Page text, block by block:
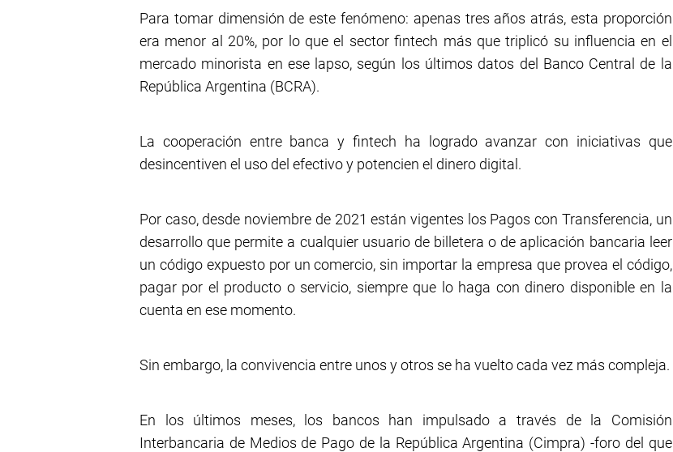
Para tomar dimensión de este fenómeno: apenas tres años atrás, esta proporción
era menor al 20%, por lo que el sector fintech más que triplicó su influencia en el
mercado minorista en ese lapso, según los últimos datos del Banco Central de la
República Argentina (BCRA).
La cooperación entre banca y fintech ha logrado avanzar con iniciativas que
desincentiven el uso del efectivo y potencien el dinero digital.
Por caso, desde noviembre de 2021 están vigentes los Pagos con Transferencia, un
desarrollo que permite a cualquier usuario de billetera o de aplicación bancaria leer
un código expuesto por un comercio, sin importar la empresa que provea el código,
pagar por el producto o servicio, siempre que lo haga con dinero disponible en la
cuenta en ese momento.
Sin embargo, la convivencia entre unos y otros se ha vuelto cada vez más compleja.
En los últimos meses, los bancos han impulsado a través de la Comisión
Interbancaria de Medios de Pago de la República Argentina (Cimpra) -foro del que